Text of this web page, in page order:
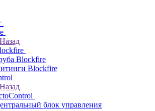
Назад
Blockfire
Blockfire
Назад
блок управления